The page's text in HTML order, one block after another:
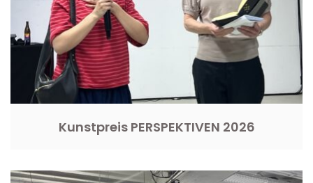
Kunstpreis PERSPEKTIVEN 2026